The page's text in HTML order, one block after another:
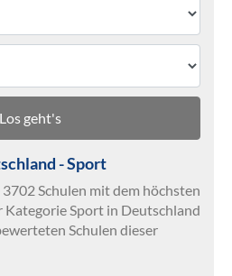
Los geht's
- Sport
Schulen mit dem höchsten
Kategorie Sport in Deutschland
Schulen dieser